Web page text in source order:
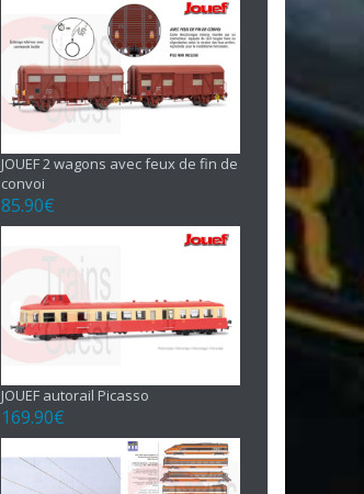
JOUEF 2 wagons avec feux de fin de
convoi
85.90€
JOUEF autorail Picasso
169.90€